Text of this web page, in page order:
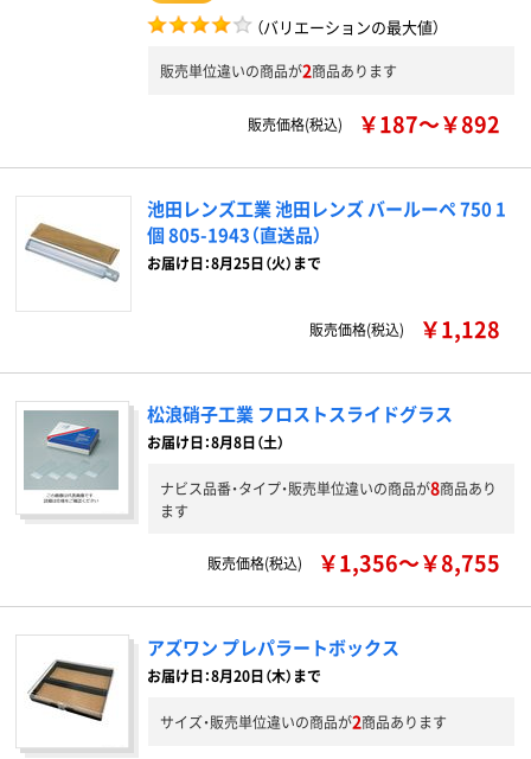
（バリエーションの最大値）
販売単位違いの商品が2商品あります
販売価格(税込) ￥187～￥892
池田レンズ工業 池田レンズ バールーペ 750 1
個 805-1943（直送品）
お届け日：8月25日（火）まで
販売価格(税込) ￥1,128
松浪硝子工業 フロストスライドグラス
お届け日：8月8日（土）
ナビス品番・タイプ・販売単位違いの商品が8商品あり
ます
販売価格(税込) ￥1,356～￥8,755
アズワン プレパラートボックス
お届け日：8月20日（木）まで
サイズ・販売単位違いの商品が2商品あります